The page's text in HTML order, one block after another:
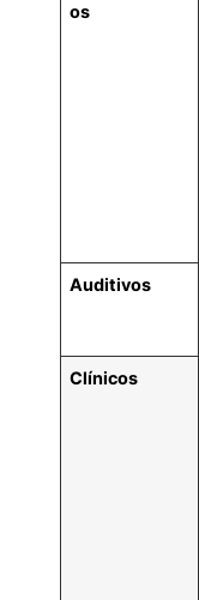
os
Auditivos
Clínicos